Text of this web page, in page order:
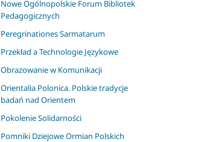
Nowe Ogólnopolskie Forum Bibliotek
Pedagogicznych
Peregrinationes Sarmatarum
Przekład a Technologie Językowe
Obrazowanie w Komunikacji
Orientalia Polonica. Polskie tradycje
badań nad Orientem
Pokolenie Solidarności
Pomniki Dziejowe Ormian Polskich